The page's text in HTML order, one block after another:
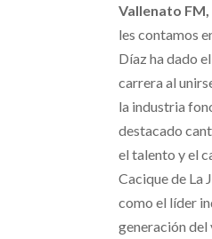
Vallenato
les contamos
Díaz ha dado
carrera al
la industria
destacado
el talento y el
Cacique de La
como el líder
generación